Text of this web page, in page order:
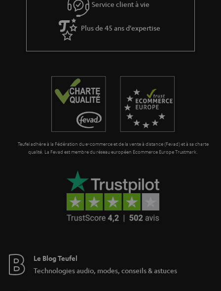
Service client à vie
Plus de 45 ans d'expertise
Teufel adhère à la Fédération du e-commerce et de la vente à distance (Fevad) et à sa charte
qualité. La Fevad est membre du réseau européen Ecommerce Europe Trustmark.
Le Blog Teufel
Technologies audio, modes, conseils & astuces